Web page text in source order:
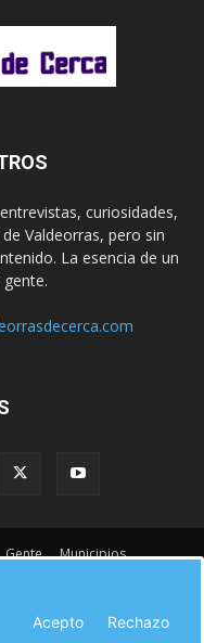
curiosidades,
Valdeorras, pero sin
La esencia de un
Gente
Municipios
Acepto Rechazo